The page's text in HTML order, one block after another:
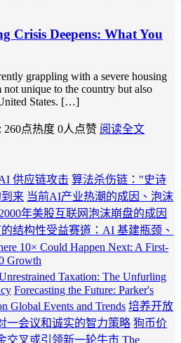
Crisis Deepens: What You
grappling with a severe housing
unique to the country but also
States. […]
260点热度 0人点赞 阅读全文
供应链攻击 算法杀伤链："史诗
来 当前AI产业热潮的成因、泡沫
年美股互联网泡沫崩盘的成因
结构性受益赛道：AI 基建瓶颈、
10× Could Happen Next: A First-
Growth
Taxation: The Unfurling
Forecasting the Future: Parker's
Global Events and Trends 培养开放
一会议和诚实的智力策略 狗币价
交叉或引领新一轮牛市 The